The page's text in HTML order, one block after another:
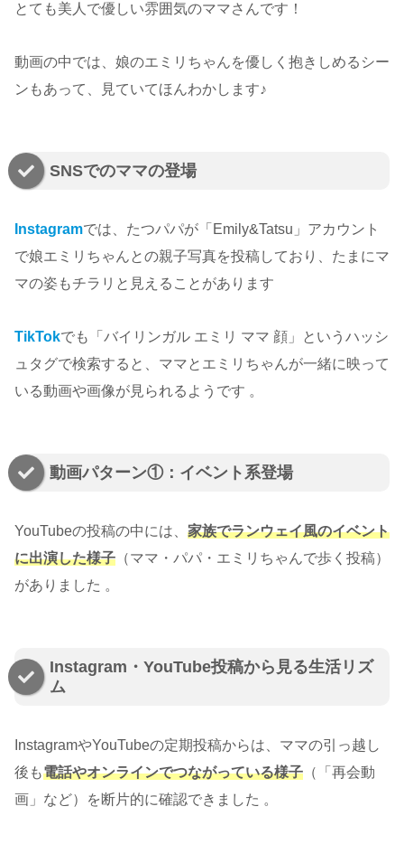
とても美人で優しい雰囲気のママさんです！
動画の中では、娘のエミリちゃんを優しく抱きしめるシー
ンもあって、見ていてほんわかします♪
SNSでのママの登場
Instagramでは、たつパパが「Emily&Tatsu」アカウント
で娘エミリちゃんとの親子写真を投稿しており、たまにマ
マの姿もチラリと見えることがあります
TikTokでも「バイリンガル エミリ ママ 顔」というハッシ
ュタグで検索すると、ママとエミリちゃんが一緒に映って
いる動画や画像が見られるようです 。
動画パターン①：イベント系登場
YouTubeの投稿の中には、 家族でランウェイ風のイベント
に出演した様子 （ママ・パパ・エミリちゃんで歩く投稿）
がありました 。
Instagram・YouTube投稿から見る生活リズ
ム
InstagramやYouTubeの定期投稿からは、ママの引っ越し
後も電話やオンラインでつながっている様子 （「再会動
画」など）を断片的に確認できました 。